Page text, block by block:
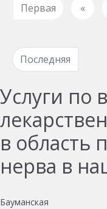
Первая «
Последняя
Услуги по
в область
нерва в
Бауманская